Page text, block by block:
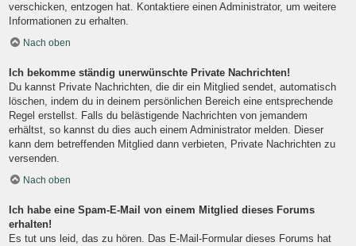
verschicken, entzogen hat. Kontaktiere einen Administrator, um weitere
Informationen zu erhalten.
Nach oben
Ich bekomme ständig unerwünschte Private Nachrichten!
Du kannst Private Nachrichten, die dir ein Mitglied sendet, automatisch
löschen, indem du in deinem persönlichen Bereich eine entsprechende
Regel erstellst. Falls du belästigende Nachrichten von jemandem
erhältst, so kannst du dies auch einem Administrator melden. Dieser
kann dem betreffenden Mitglied dann verbieten, Private Nachrichten zu
versenden.
Nach oben
Ich habe eine Spam-E-Mail von einem Mitglied dieses Forums
erhalten!
Es tut uns leid, das zu hören. Das E-Mail-Formular dieses Forums hat